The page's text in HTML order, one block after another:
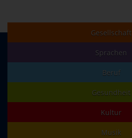
Gesellschaft
Sprachen
Beruf
Gesundheit
Kultur
Musik